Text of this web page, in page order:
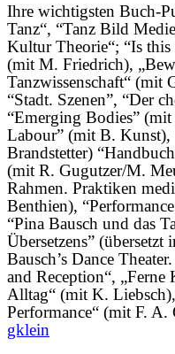
Ihre wichtigsten Buch-
Tanz“, “Tanz Bild
Kultur Theorie“; “Is
(mit M. Friedrich),
Tanzwissenschaft“ (mit
“Stadt. Szenen”, “Der
“Emerging Bodies”
Labour” (mit B. Kunst),
Brandstetter)
(mit R. Gugutzer/M.
Rahmen. Praktiken
Benthien),
“Pina Bausch und das
Übersetzens” (übersetzt
Bausch’s Dance
and Reception“,
Alltag“ (mit K.
Performance“ (mit F. A.
gklein